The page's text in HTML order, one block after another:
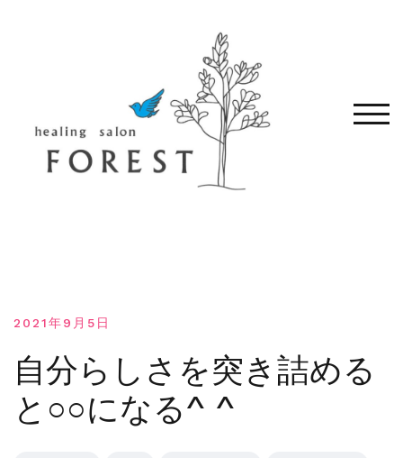
モバ
2021年9月5日
自分らしさを突き詰める
と○○になる^ ^